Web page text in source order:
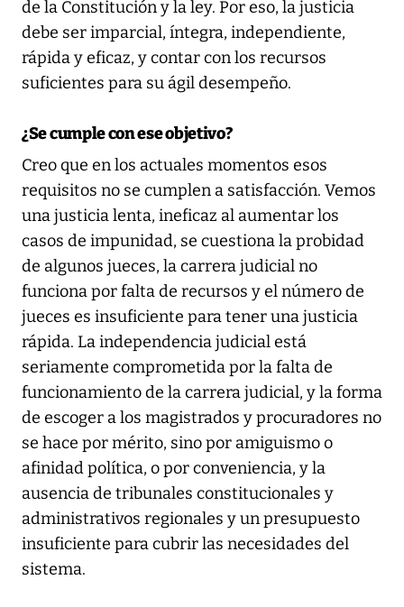
de la Constitución y la ley. Por eso, la justicia
debe ser imparcial, íntegra, independiente,
rápida y eficaz, y contar con los recursos
suficientes para su ágil desempeño.
¿Se cumple con ese objetivo?
Creo que en los actuales momentos esos
requisitos no se cumplen a satisfacción. Vemos
una justicia lenta, ineficaz al aumentar los
casos de impunidad, se cuestiona la probidad
de algunos jueces, la carrera judicial no
funciona por falta de recursos y el número de
jueces es insuficiente para tener una justicia
rápida. La independencia judicial está
seriamente comprometida por la falta de
funcionamiento de la carrera judicial, y la forma
de escoger a los magistrados y procuradores no
se hace por mérito, sino por amiguismo o
afinidad política, o por conveniencia, y la
ausencia de tribunales constitucionales y
administrativos regionales y un presupuesto
insuficiente para cubrir las necesidades del
sistema.